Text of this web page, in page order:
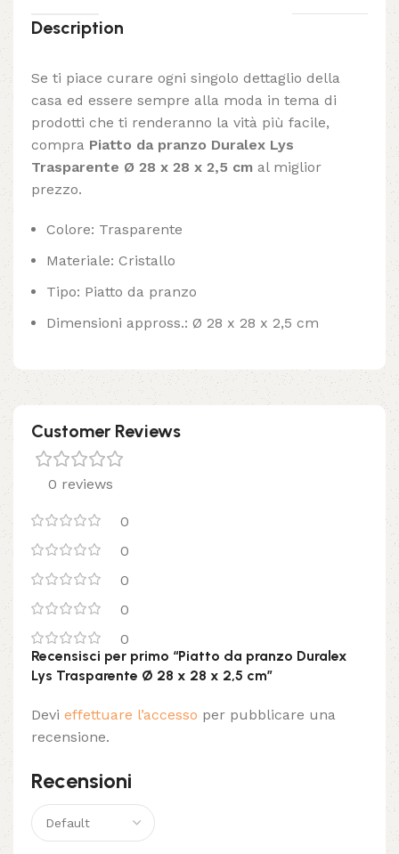
Description
Se ti piace curare ogni singolo dettaglio della
casa ed essere sempre alla moda in tema di
prodotti che ti renderanno la vità più facile,
compra Piatto da pranzo Duralex Lys
Trasparente Ø 28 x 28 x 2,5 cm al miglior
prezzo.
Colore: Trasparente
Materiale: Cristallo
Tipo: Piatto da pranzo
Dimensioni appross.: Ø 28 x 28 x 2,5 cm
Customer Reviews
0 reviews
0
0
0
0
0
Recensioni
Recensisci per primo “Piatto da pranzo Duralex
Lys Trasparente Ø 28 x 28 x 2,5 cm”
Devi effettuare l’accesso per pubblicare una
recensione.